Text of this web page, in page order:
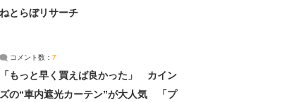
ねとらぼリサーチ
コメント数： 7
「もっと早く買えば良かった」 カイン
ズの“車内遮光カーテン”が大人気 「プ